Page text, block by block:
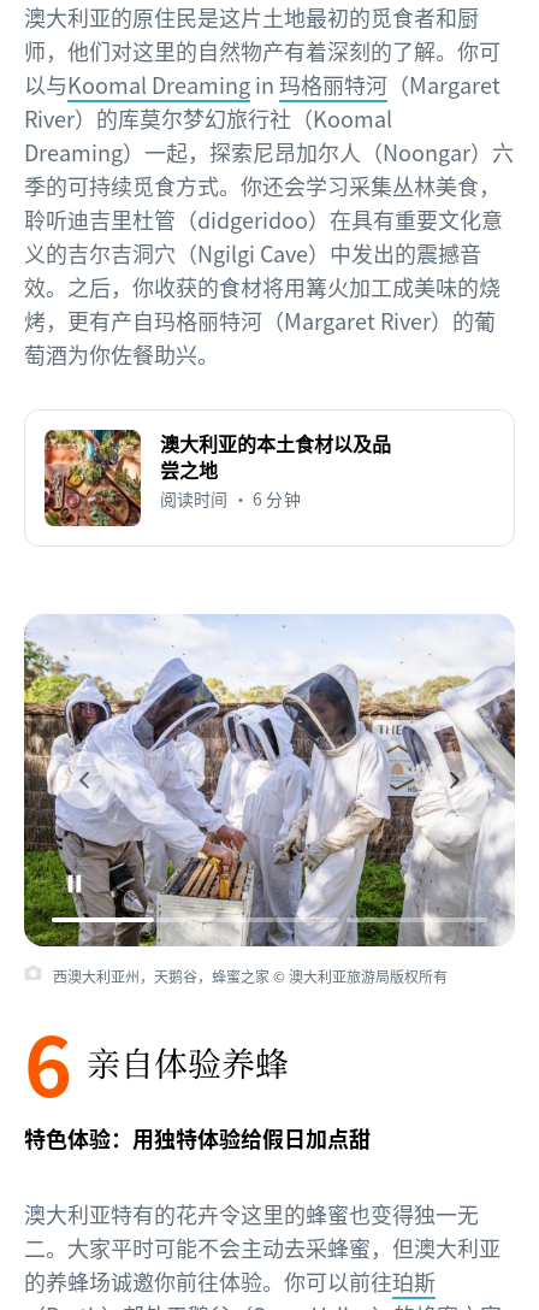
澳大利亚的原住民是这片土地最初的觅食者和厨
师，他们对这里的自然物产有着深刻的了解。你可
以与Koomal Dreamingin玛格丽特河 （Margaret
River）的库莫尔梦幻旅行社（Koomal
Dreaming）一起，探索尼昂加尔人（Noongar）六
季的可持续觅食方式。你还会学习采集丛林美食，
聆听迪吉里杜管（didgeridoo）在具有重要文化意
义的吉尔吉洞穴（Ngilgi Cave）中发出的震撼音
效。之后，你收获的食材将用篝火加工成美味的烧
烤，更有产自玛格丽特河（Margaret River）的葡
萄酒为你佐餐助兴。
澳大利亚的本土食材以及品
尝之地
阅读时间 • 6 分钟
西澳大利亚州，天鹅谷，蜂蜜之家 © 澳大利亚旅游局版权所有
6 亲自体验养蜂
特色体验：用独特体验给假日加点甜
澳大利亚特有的花卉令这里的蜂蜜也变得独一无
二。大家平时可能不会主动去采蜂蜜，但澳大利亚
的养蜂场诚邀你前往体验。你可以前往珀斯